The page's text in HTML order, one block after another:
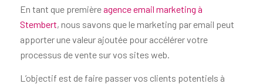
En tant que premièreagence email marketing à
Stembert, nous savons que le marketing par email peut
apporter une valeur ajoutée pour accélérer votre
processus de vente sur vos sites web.
L’objectif est de faire passer vos clients potentiels à